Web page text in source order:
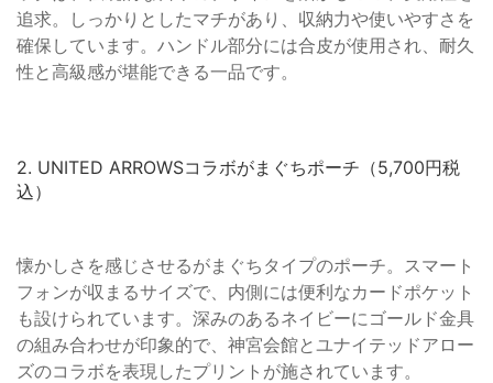
追求。しっかりとしたマチがあり、収納力や使いやすさを
確保しています。ハンドル部分には合皮が使用され、耐久
性と高級感が堪能できる一品です。
2. UNITED ARROWSコラボがまぐちポーチ（5,700円税
込）
懐かしさを感じさせるがまぐちタイプのポーチ。スマート
フォンが収まるサイズで、内側には便利なカードポケット
も設けられています。深みのあるネイビーにゴールド金具
の組み合わせが印象的で、神宮会館とユナイテッドアロー
ズのコラボを表現したプリントが施されています。